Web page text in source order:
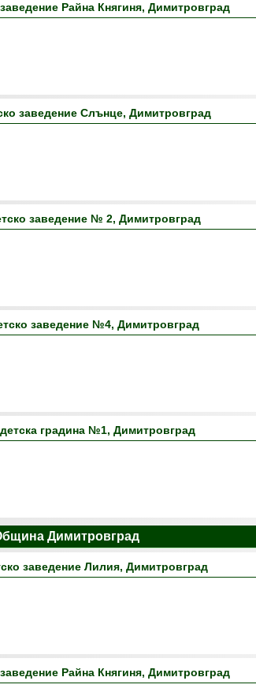
Райна Княгиня, Димитровград
заведение Слънце, Димитровград
заведение № 2, Димитровград
заведение №4, Димитровград
градина №1, Димитровград
Димитровград
заведение Лилия, Димитровград
Райна Княгиня, Димитровград